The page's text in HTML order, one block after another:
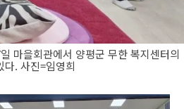
마을회관에서 양평군 무한 복지센터의
. 사진=임영희